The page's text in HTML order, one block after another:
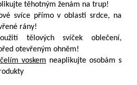
těhotným ženám na trup!
svíce přímo v oblasti srdce, na
rány!
tělových svíček oblečení,
otevřeným ohněm!
voskem neaplikujte osobám s